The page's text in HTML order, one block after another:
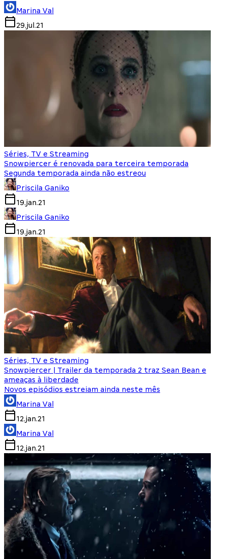
Marina Val
29.jul.21
Séries, TV e Streaming
Snowpiercer é renovada para terceira temporada
Segunda temporada ainda não estreou
Priscila Ganiko
19.jan.21
Priscila Ganiko
19.jan.21
Séries, TV e Streaming
Snowpiercer | Trailer da temporada 2 traz Sean Bean e
ameaças à liberdade
Novos episódios estreiam ainda neste mês
Marina Val
12.jan.21
Marina Val
12.jan.21